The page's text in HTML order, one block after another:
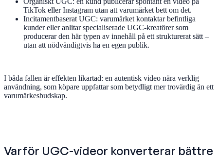
TikTok eller Instagram utan att varumärket bett om det.
Incitamentbaserat UGC: varumärket kontaktar befintliga
kunder eller anlitar specialiserade UGC-kreatörer som
producerar den här typen av innehåll på ett strukturerat sätt –
utan att nödvändigtvis ha en egen publik.
I båda fallen är effekten likartad: en autentisk video nära verklig
användning, som köpare uppfattar som betydligt mer trovärdig än ett
varumärkesbudskap.
Varför UGC-videor konverterar bättre